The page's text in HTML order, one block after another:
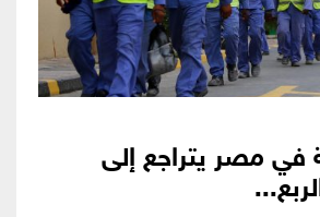
في مصر يتراجع إلى